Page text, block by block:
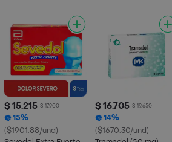
$ 15.215 $ 17.900
15%
($1901.88/und)
$ 16.705 $ 19.650
14%
($1670.30/und)